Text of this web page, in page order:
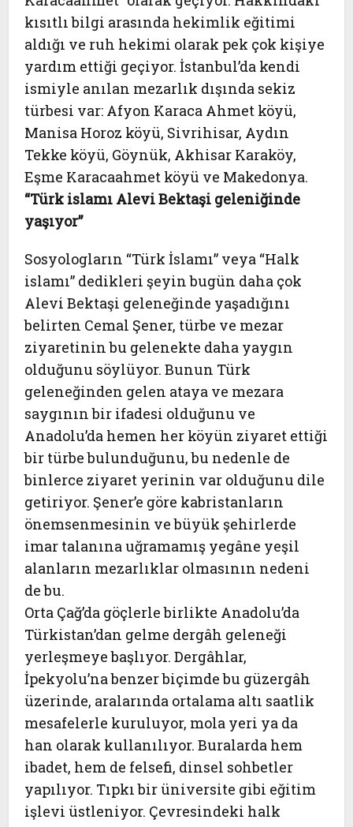
kısıtlı bilgi arasında hekimlik eğitimi
aldığı ve ruh hekimi olarak pek çok kişiye
yardım ettiği geçiyor. İstanbul’da kendi
ismiyle anılan mezarlık dışında sekiz
türbesi var: Afyon Karaca Ahmet köyü,
Manisa Horoz köyü, Sivrihisar, Aydın
Tekke köyü, Göynük, Akhisar Karaköy,
Eşme Karacaahmet köyü ve Makedonya.
“Türk islamı Alevi Bektaşi geleniğinde
yaşıyor”
Sosyologların “Türk İslamı” veya “Halk
islamı” dedikleri şeyin bugün daha çok
Alevi Bektaşi geleneğinde yaşadığını
belirten Cemal Şener, türbe ve mezar
ziyaretinin bu gelenekte daha yaygın
olduğunu söylüyor. Bunun Türk
geleneğinden gelen ataya ve mezara
saygının bir ifadesi olduğunu ve
Anadolu’da hemen her köyün ziyaret ettiği
bir türbe bulunduğunu, bu nedenle de
binlerce ziyaret yerinin var olduğunu dile
getiriyor. Şener’e göre kabristanların
önemsenmesinin ve büyük şehirlerde
imar talanına uğramamış yegâne yeşil
alanların mezarlıklar olmasının nedeni
de bu.
Orta Çağ’da göçlerle birlikte Anadolu’da
Türkistan’dan gelme dergâh geleneği
yerleşmeye başlıyor. Dergâhlar,
İpekyolu’na benzer biçimde bu güzergâh
üzerinde, aralarında ortalama altı saatlik
mesafelerle kuruluyor, mola yeri ya da
han olarak kullanılıyor. Buralarda hem
ibadet, hem de felsefi, dinsel sohbetler
yapılıyor. Tıpkı bir üniversite gibi eğitim
işlevi üstleniyor. Çevresindeki halk